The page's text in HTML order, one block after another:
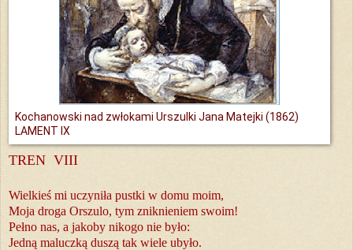
Kochanowski nad zwłokami Urszulki Jana Matejki (1862)
LAMENT IX
TREN VIII
Wielkieś mi uczyniła pustki w domu moim,
Moja droga Orszulo, tym zniknieniem swoim!
Pełno nas, a jakoby nikogo nie było:
Jedną maluczką duszą tak wiele ubyło.